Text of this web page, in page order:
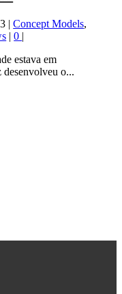
|Concept Models,
|0 |
estava em
desenvolveu o...